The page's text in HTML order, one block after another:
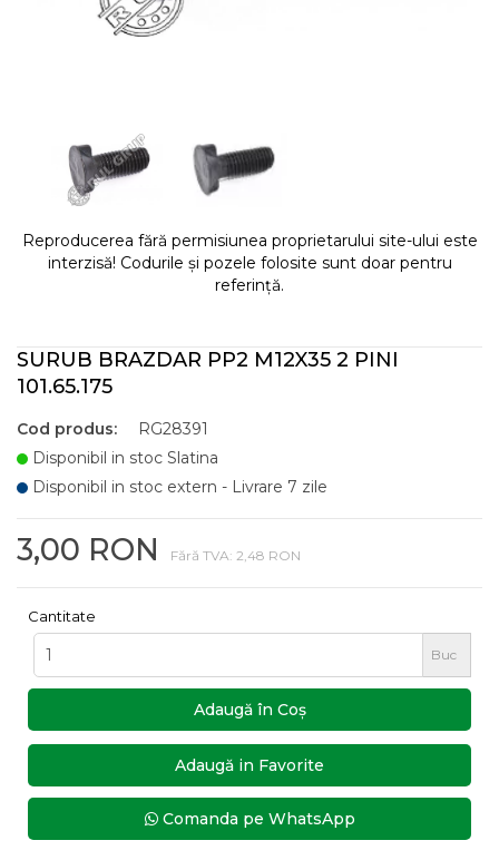
Reproducerea fără permisiunea proprietarului site-ului este
interzisă! Codurile și pozele folosite sunt doar pentru
referință.
SURUB BRAZDAR PP2 M12X35 2 PINI
101.65.175
Cod produs:
RG28391
Disponibil in stoc Slatina
Disponibil in stoc extern - Livrare 7 zile
3,00 RON Fără TVA: 2,48 RON
Cantitate
Buc
Adaugă în Coş
Adaugă in Favorite
Comanda pe WhatsApp